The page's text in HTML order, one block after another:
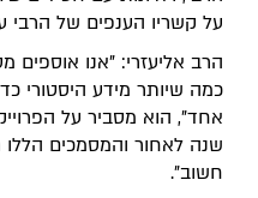
על קשריו הענפים של הרבי
הרב אליעזרי: "אנו
כמה שיותר מידע היסטורי
שנה לאחור והמסמכים הללו
חשוב".